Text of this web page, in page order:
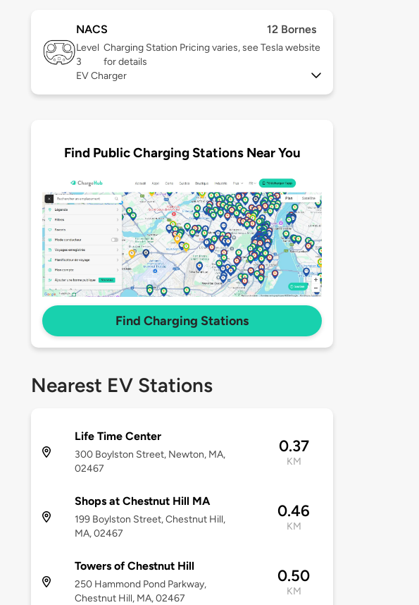
NACS 12 Bornes
Level
3
Charging Station Pricing varies, see Tesla website
for details
EV Charger
Find Public Charging Stations Near You
Find Charging Stations
Nearest EV Stations
Life Time Center
300 Boylston Street, Newton, MA,
02467
0.37
KM
Shops at Chestnut Hill MA
199 Boylston Street, Chestnut Hill,
MA, 02467
0.46
KM
Towers of Chestnut Hill
250 Hammond Pond Parkway,
Chestnut Hill, MA, 02467
0.50
KM